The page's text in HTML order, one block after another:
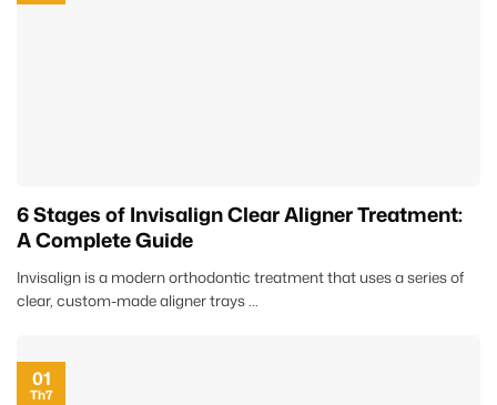
6 Stages of Invisalign Clear Aligner Treatment:
A Complete Guide
Invisalign is a modern orthodontic treatment that uses a series of
clear, custom-made aligner trays ...
01
Th7